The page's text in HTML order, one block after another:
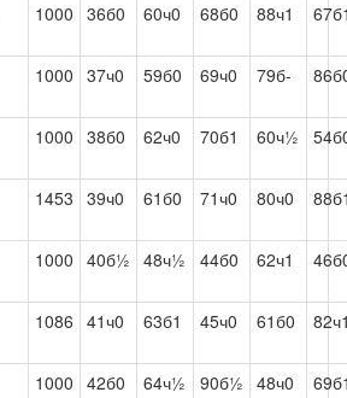
1000 36б0 60ч0 68б0 88ч1
1000 37ч0 59б0 69ч0 79б-
1000 38б0 62ч0 70б1 60ч½
1453 39ч0 61б0 71ч0 80ч0
1000 40б½ 48ч½ 44б0 62ч1
1086 41ч0 63б1 45ч0 61б0
1000 42б0 64ч½ 90б½ 48ч0